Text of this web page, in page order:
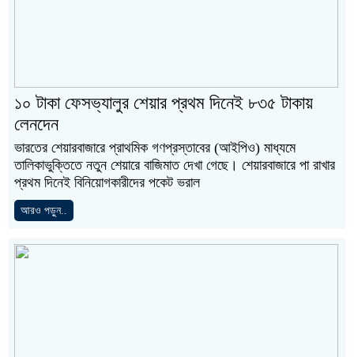
১০ টাকা ফেসভ্যালুর শেয়ার প্রথম দিনেই ৮৩৫ টাকায়
লেনদেন
ভারতের শেয়ারবাজারে প্রাথমিক গণপ্রস্তাবের (আইপিও) মাধ্যমে
তালিকাভুক্তিতে নতুন শেয়ারে বাজিমাত দেখা গেছে। শেয়ারবাজারে পা রাখার
প্রথম দিনেই বিনিয়োগকারীদের পকেট ভরাল
আরও পড়ুন..